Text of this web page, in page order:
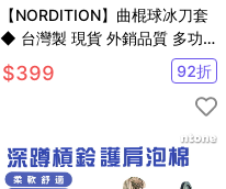
【NORDITION】曲棍球冰刀套
◆ 台灣製 現貨 外銷品質 多功
能 可調整 冰球鞋套 冰刀保護套
球刀鞋 滑冰 冰宮
$399 92折